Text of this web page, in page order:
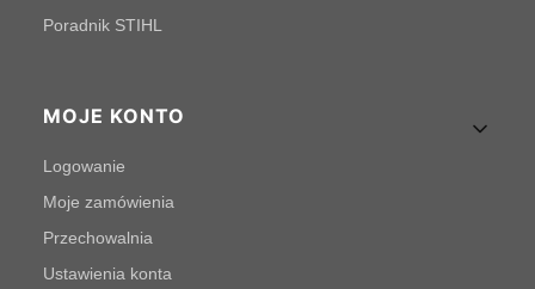
Poradnik STIHL
MOJE KONTO
Logowanie
Moje zamówienia
Przechowalnia
Ustawienia konta